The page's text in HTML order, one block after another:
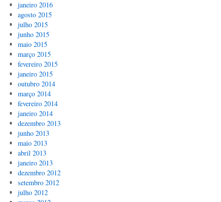
janeiro 2016
agosto 2015
julho 2015
junho 2015
maio 2015
março 2015
fevereiro 2015
janeiro 2015
outubro 2014
março 2014
fevereiro 2014
janeiro 2014
dezembro 2013
junho 2013
maio 2013
abril 2013
janeiro 2013
dezembro 2012
setembro 2012
julho 2012